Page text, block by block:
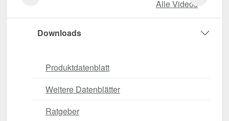
Alle Videos
Downloads
Produktdatenblatt
Weitere Datenblätter
Ratgeber